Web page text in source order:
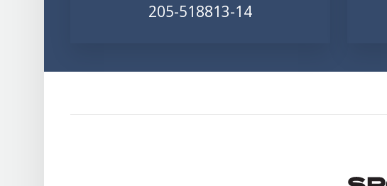
205-518813-14